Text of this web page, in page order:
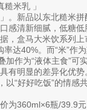
米乳 」
。新品以东北糙米
感清新细腻，低糖低
，盒马大米饮系列
达40%。而“米”作
加作为“液体主食”
有明显的差异化优
“好好吃饭”的情感
为360ml×6瓶/39.9元